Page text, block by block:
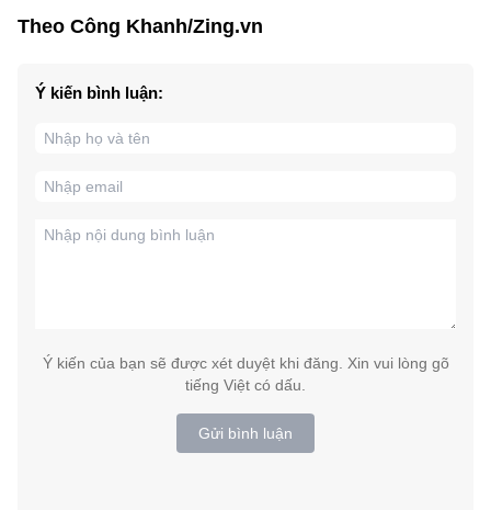
Theo Công Khanh/Zing.vn
Ý kiến bình luận:
Ý kiến của bạn sẽ được xét duyệt khi đăng. Xin vui lòng gõ
tiếng Việt có dấu.
Gửi bình luận